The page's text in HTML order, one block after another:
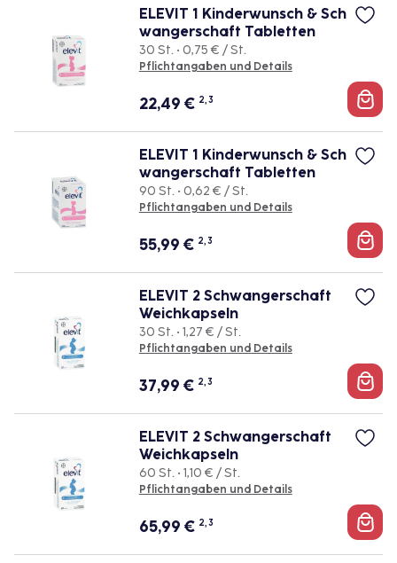
ELEVIT 1 Kinderwunsch & Sch
wangerschaft Tabletten
30 St. • 0,75 € / St.
Pflichtangaben und Details
22,49 € 2, 3
ELEVIT 1 Kinderwunsch & Sch
wangerschaft Tabletten
90 St. • 0,62 € / St.
Pflichtangaben und Details
55,99 € 2, 3
ELEVIT 2 Schwangerschaft
Weichkapseln
30 St. • 1,27 € / St.
Pflichtangaben und Details
37,99 € 2, 3
ELEVIT 2 Schwangerschaft
Weichkapseln
60 St. • 1,10 € / St.
Pflichtangaben und Details
65,99 € 2, 3